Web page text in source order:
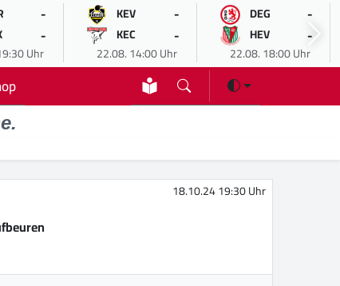
-
-
Uhr
KEV -
KEC -
22.08. 14:00 Uhr
DEG -
HEV -
22.08. 18:00 Uhr
18.10.24 19:30 Uhr